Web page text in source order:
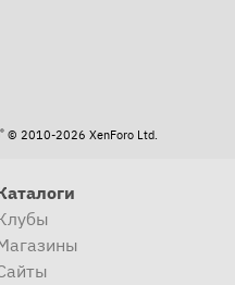
® © 2010-2026 XenForo Ltd.